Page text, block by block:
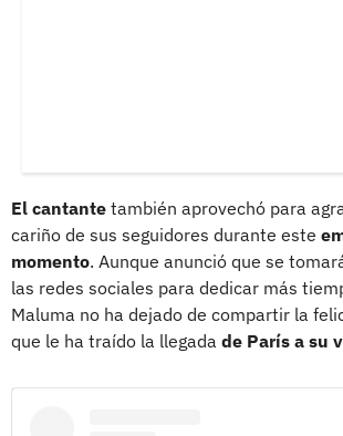
El cantante también aprovechó para
cariño de sus seguidores durante este
momento. Aunque anunció que se
las redes sociales para dedicar más
Maluma no ha dejado de compartir la
que le ha traído la llegada de París a su